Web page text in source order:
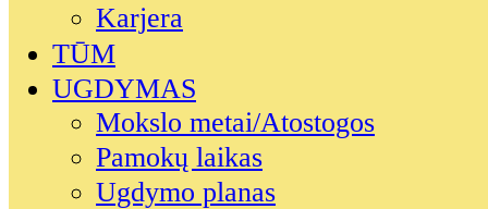
Karjera
TŪM
UGDYMAS
Mokslo metai/Atostogos
Pamokų laikas
Ugdymo planas